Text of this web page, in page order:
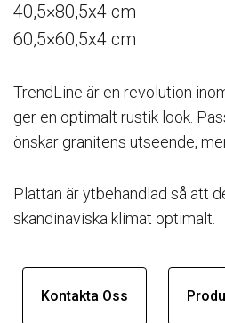
40,5×80,5x4 cm
60,5×60,5x4 cm
TrendLine är en revolution
ger en optimalt rustik look.
önskar granitens utseende,
Plattan är ytbehandlad så att
skandinaviska klimat optimalt.
Kontakta Oss